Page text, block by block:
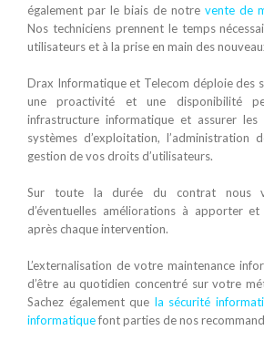
également par le biais de notre vente de
Nos techniciens prennent le temps
utilisateurs et à la prise en main des
Drax Informatique et Telecom déploie des
une proactivité et une disponibilité
infrastructure informatique et assurer
systèmes d’exploitation,
gestion de vos droits d’utilisateurs.
Sur toute la durée du contrat nous
d’éventuelles améliorations à apporter
après chaque intervention.
L’externalisation de votre maintenance
d’être au quotidien concentré sur votre
Sachez également que la sécurité
informatiquefont parties de nos